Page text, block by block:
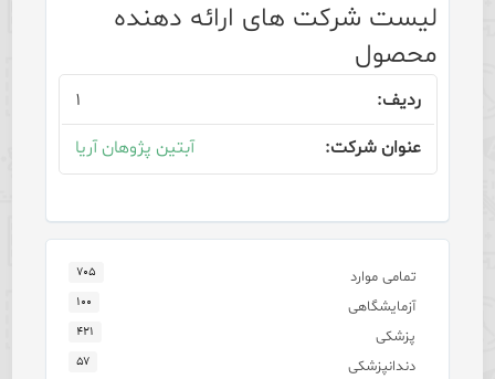
لیست شرکت های ارائه دهنده
محصول
۱
آبتین پژوهان آریا
تمامی موارد ۷۰۵
آزمایشگاهی ۱۰۰
پزشکی ۴۲۱
دندانپزشکی ۵۷